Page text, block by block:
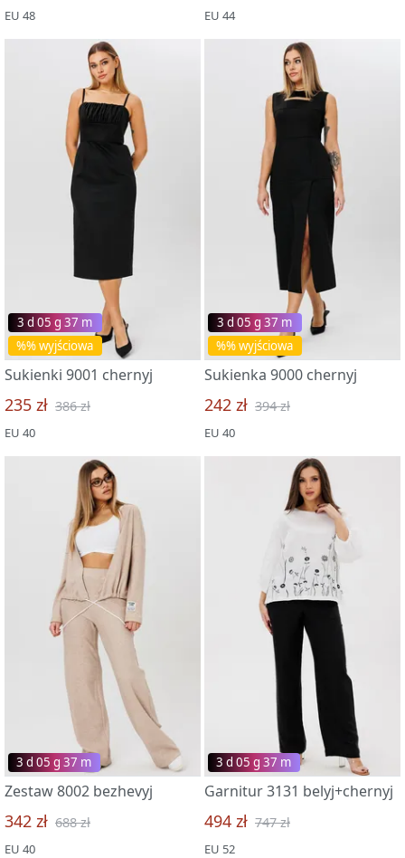
EU 48 EU 44
%% wyjściowa
3 d 05 g 37 m
Sukienki 9001 chernyj
235 zł 386 zł
EU 40
%% wyjściowa
3 d 05 g 37 m
Sukienka 9000 chernyj
242 zł 394 zł
EU 40
3 d 05 g 37 m
Zestaw 8002 bezhevyj
342 zł 688 zł
EU 40
3 d 05 g 37 m
Garnitur 3131 belyj+chernyj
494 zł 747 zł
EU 52